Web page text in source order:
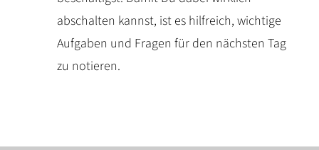
abschalten kannst, ist es hilfreich, wichtige
Aufgaben und Fragen für den nächsten Tag
zu notieren.